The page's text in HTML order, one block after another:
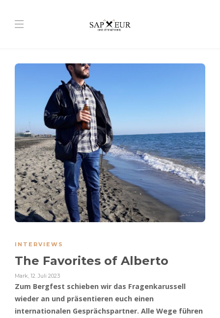
INTERVIEWS
The Favorites of Alberto
Mark, 12. Juli 2023
Zum Bergfest schieben wir das Fragenkarussell
wieder an und präsentieren euch einen
internationalen Gesprächspartner. Alle Wege führen